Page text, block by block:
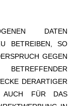
DATEN
BETREIBEN, SO
GEGEN
DERARTIGER
AUCH FÜR DAS